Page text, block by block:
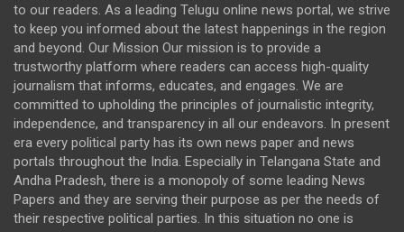
to our readers. As a leading Telugu online news portal, we strive
to keep you informed about the latest happenings in the region
and beyond. Our Mission Our mission is to provide a
trustworthy platform where readers can access high-quality
journalism that informs, educates, and engages. We are
committed to upholding the principles of journalistic integrity,
independence, and transparency in all our endeavors. In present
era every political party has its own news paper and news
portals throughout the India. Especially in Telangana State and
Andha Pradesh, there is a monopoly of some leading News
Papers and they are serving their purpose as per the needs of
their respective political parties. In this situation no one is